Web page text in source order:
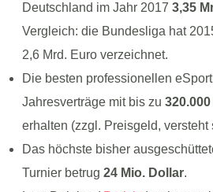
Deutschland im Jahr 2017 3,35
Vergleich: die Bundesliga hat
2,6 Mrd. Euro verzeichnet.
Die besten professionellen
Jahresverträge mit bis zu
erhalten (zzgl. Preisgeld, versteht
Das höchste bisher
Turnier betrug 24 Mio. Dollar.